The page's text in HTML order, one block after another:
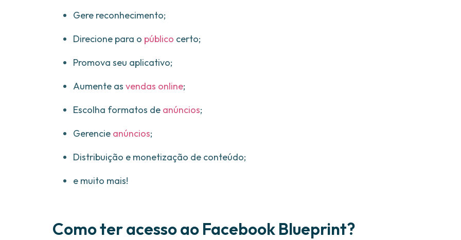
Gere reconhecimento;
Direcione para o público certo;
Promova seu aplicativo;
Aumente as vendas online;
Escolha formatos de anúncios;
Gerencie anúncios;
Distribuição e monetização de conteúdo;
e muito mais!
Como ter acesso ao Facebook Blueprint?